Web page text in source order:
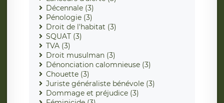
Décennale (3)
Pénologie (3)
Droit de l'habitat (3)
SQUAT (3)
TVA (3)
Droit musulman (3)
Dénonciation calomnieuse (3)
Chouette (3)
Juriste généraliste bénévole (3)
Dommage et préjudice (3)